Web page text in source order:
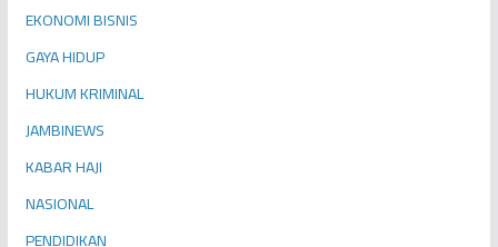
EKONOMI BISNIS
GAYA HIDUP
HUKUM KRIMINAL
JAMBINEWS
KABAR HAJI
NASIONAL
PENDIDIKAN